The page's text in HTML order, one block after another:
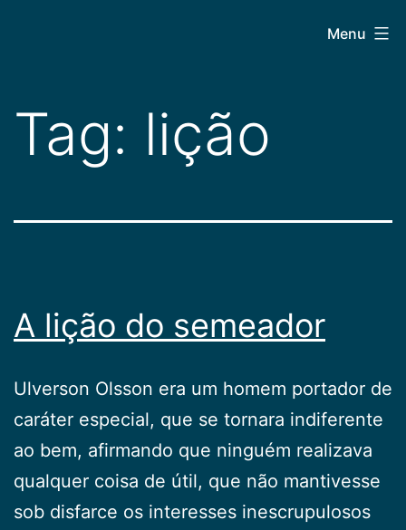
conteúdo
Menu
Tag: lição
A lição do semeador
Ulverson Olsson era um homem portador de
caráter especial, que se tornara indiferente
ao bem, afirmando que ninguém realizava
qualquer coisa de útil, que não mantivesse
sob disfarce os interesses inescrupulosos